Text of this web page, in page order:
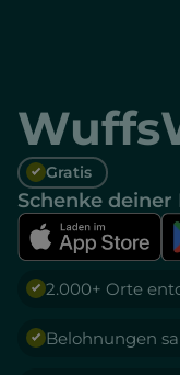
Gratis
Schenke deiner
2.000+ Orte
Belohnungen